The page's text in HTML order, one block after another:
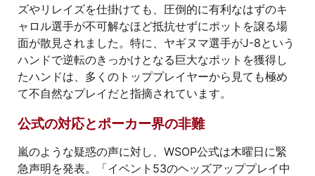
ズやリレイズを仕掛けても、圧倒的に有利なはずのキ
ャロル選手が不可解なほど抵抗せずにポットを譲る場
面が散見されました。特に、ヤギヌマ選手がJ-8という
ハンドで逆転のきっかけとなる巨大なポットを獲得し
たハンドは、多くのトッププレイヤーから見ても極め
て不自然なプレイだと指摘されています。
公式の対応とポーカー界の非難
嵐のような疑惑の声に対し、WSOP公式は木曜日に緊
急声明を発表。「イベント53のヘッズアッププレイ中